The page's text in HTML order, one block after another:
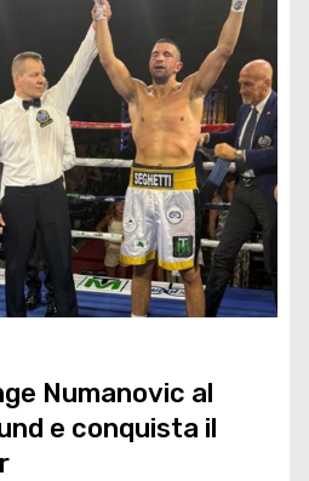
Numanovic al
e conquista il